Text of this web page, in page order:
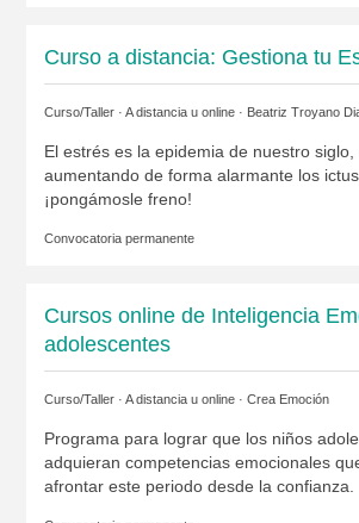
Curso a distancia: Gestiona tu
Curso/Taller · A distancia u online · Beatriz Troyano
El estrés es la epidemia de nuestro
aumentando de forma alarmante los
¡pongámosle freno!
Convocatoria permanente
Cursos online de Inteligencia
adolescentes
Curso/Taller · A distancia u online · Crea Emoción
Programa para lograr que los niños
adquieran competencias emocionales
afrontar este periodo desde la confianza.